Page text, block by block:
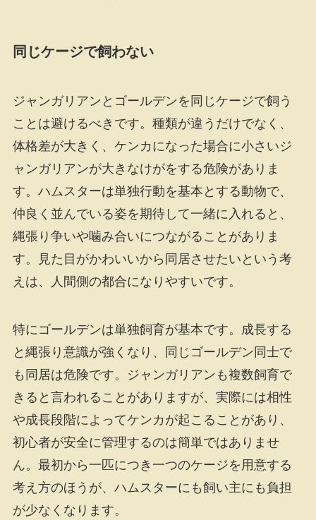
同じケージで飼わない
ジャンガリアンとゴールデンを同じケージで飼う
ことは避けるべきです。種類が違うだけでなく、
体格差が大きく、ケンカになった場合に小さいジ
ャンガリアンが大きなけがをする危険がありま
す。ハムスターは単独行動を基本とする動物で、
仲良く並んでいる姿を期待して一緒に入れると、
縄張り争いや噛み合いにつながることがありま
す。見た目がかわいいから同居させたいという考
えは、人間側の都合になりやすいです。
特にゴールデンは単独飼育が基本です。成長する
と縄張り意識が強くなり、同じゴールデン同士で
も同居は危険です。ジャンガリアンも複数飼育で
きると言われることがありますが、実際には相性
や成長段階によってケンカが起こることがあり、
初心者が安全に管理するのは簡単ではありませ
ん。最初から一匹につき一つのケージを用意する
考え方のほうが、ハムスターにも飼い主にも負担
が少なくなります。